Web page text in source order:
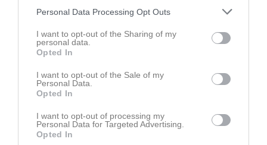
Personal Data Processing Opt Outs
I want to opt-out of the Sharing of my
personal data.
Opted In
I want to opt-out of the Sale of my
Personal Data.
Opted In
I want to opt-out of processing my
Personal Data for Targeted Advertising.
Opted In
Inget album finns skapat
På gång